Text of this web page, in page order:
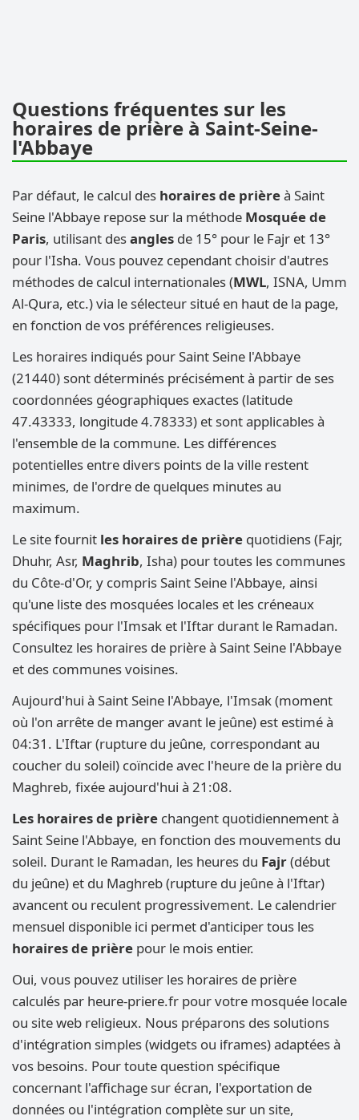
Questions fréquentes sur les
horaires de prière à Saint-Seine-
l'Abbaye
Par défaut, le calcul des horaires de prièreà Saint
Seine l'Abbaye repose sur la méthode Mosquée de
Paris, utilisant desangles de 15° pour le Fajr et 13°
pour l'Isha. Vous pouvez cependant choisir d'autres
méthodes de calcul internationales (MWL, ISNA, Umm
Al-Qura, etc.) via le sélecteur situé en haut de la page,
en fonction de vos préférences religieuses.
Les horaires indiqués pour Saint Seine l'Abbaye
(21440) sont déterminés précisément à partir de ses
coordonnées géographiques exactes (latitude
47.43333, longitude 4.78333) et sont applicables à
l'ensemble de la commune. Les différences
potentielles entre divers points de la ville restent
minimes, de l'ordre de quelques minutes au
maximum.
Le site fournit les horaires de prière quotidiens (Fajr,
Dhuhr, Asr, Maghrib, Isha) pour toutes les communes
du Côte-d'Or, y compris Saint Seine l'Abbaye, ainsi
qu'une liste des mosquées locales et les créneaux
spécifiques pour l'Imsak et l'Iftar durant le Ramadan.
Consultez les horaires de prière à Saint Seine l'Abbaye
et des communes voisines.
Aujourd'hui à Saint Seine l'Abbaye, l'Imsak (moment
où l'on arrête de manger avant le jeûne) est estimé à
04:31. L'Iftar (rupture du jeûne, correspondant au
coucher du soleil) coïncide avec l'heure de la prière du
Maghreb, fixée aujourd'hui à 21:08.
Les horaires de prière changent quotidiennement à
Saint Seine l'Abbaye, en fonction des mouvements du
soleil. Durant le Ramadan, les heures du Fajr(début
du jeûne) et du Maghreb (rupture du jeûne à l'Iftar)
avancent ou reculent progressivement. Le calendrier
mensuel disponible ici permet d'anticiper tous les
horaires de prière pour le mois entier.
Oui, vous pouvez utiliser les horaires de prière
calculés par heure-priere.fr pour votre mosquée locale
ou site web religieux. Nous préparons des solutions
d'intégration simples (widgets ou iframes) adaptées à
vos besoins. Pour toute question spécifique
concernant l'affichage sur écran, l'exportation de
données ou l'intégration complète sur un site,